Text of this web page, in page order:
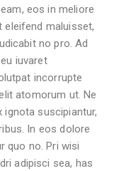
eos in meliore
eleifend maluisset,
no pro. Ad
iuvaret
incorrupte
atomorum ut. Ne
ignota suscipiantur,
In eos dolore
quo no. Pri wisi
adipisci sea, has